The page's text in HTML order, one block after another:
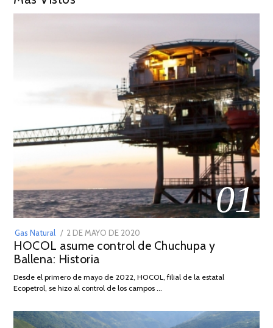
01
Gas Natural
POSTED
ON
2 DE MAYO DE 2020
DE
2026
HOCOL asume control de Chuchupa y
Ballena: Historia
Desde el primero de mayo de 2022, HOCOL, filial de la estatal
Ecopetrol, se hizo al control de los campos …